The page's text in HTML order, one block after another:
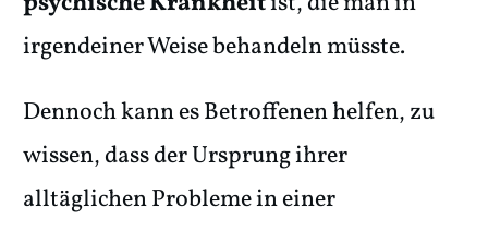
irgendeiner Weise behandeln müsste.
Dennoch kann es Betroffenen helfen, zu
wissen, dass der Ursprung ihrer
alltäglichen Probleme in einer